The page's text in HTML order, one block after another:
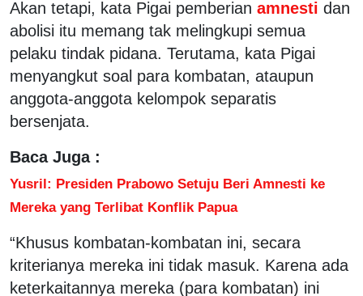
Akan tetapi, kata Pigai pemberian amnesti dan
abolisi itu memang tak melingkupi semua
pelaku tindak pidana. Terutama, kata Pigai
menyangkut soal para kombatan, ataupun
anggota-anggota kelompok separatis
bersenjata.
Baca Juga :
Yusril: Presiden Prabowo Setuju Beri Amnesti ke
Mereka yang Terlibat Konflik Papua
“Khusus kombatan-kombatan ini, secara
kriterianya mereka ini tidak masuk. Karena ada
keterkaitannya mereka (para kombatan) ini